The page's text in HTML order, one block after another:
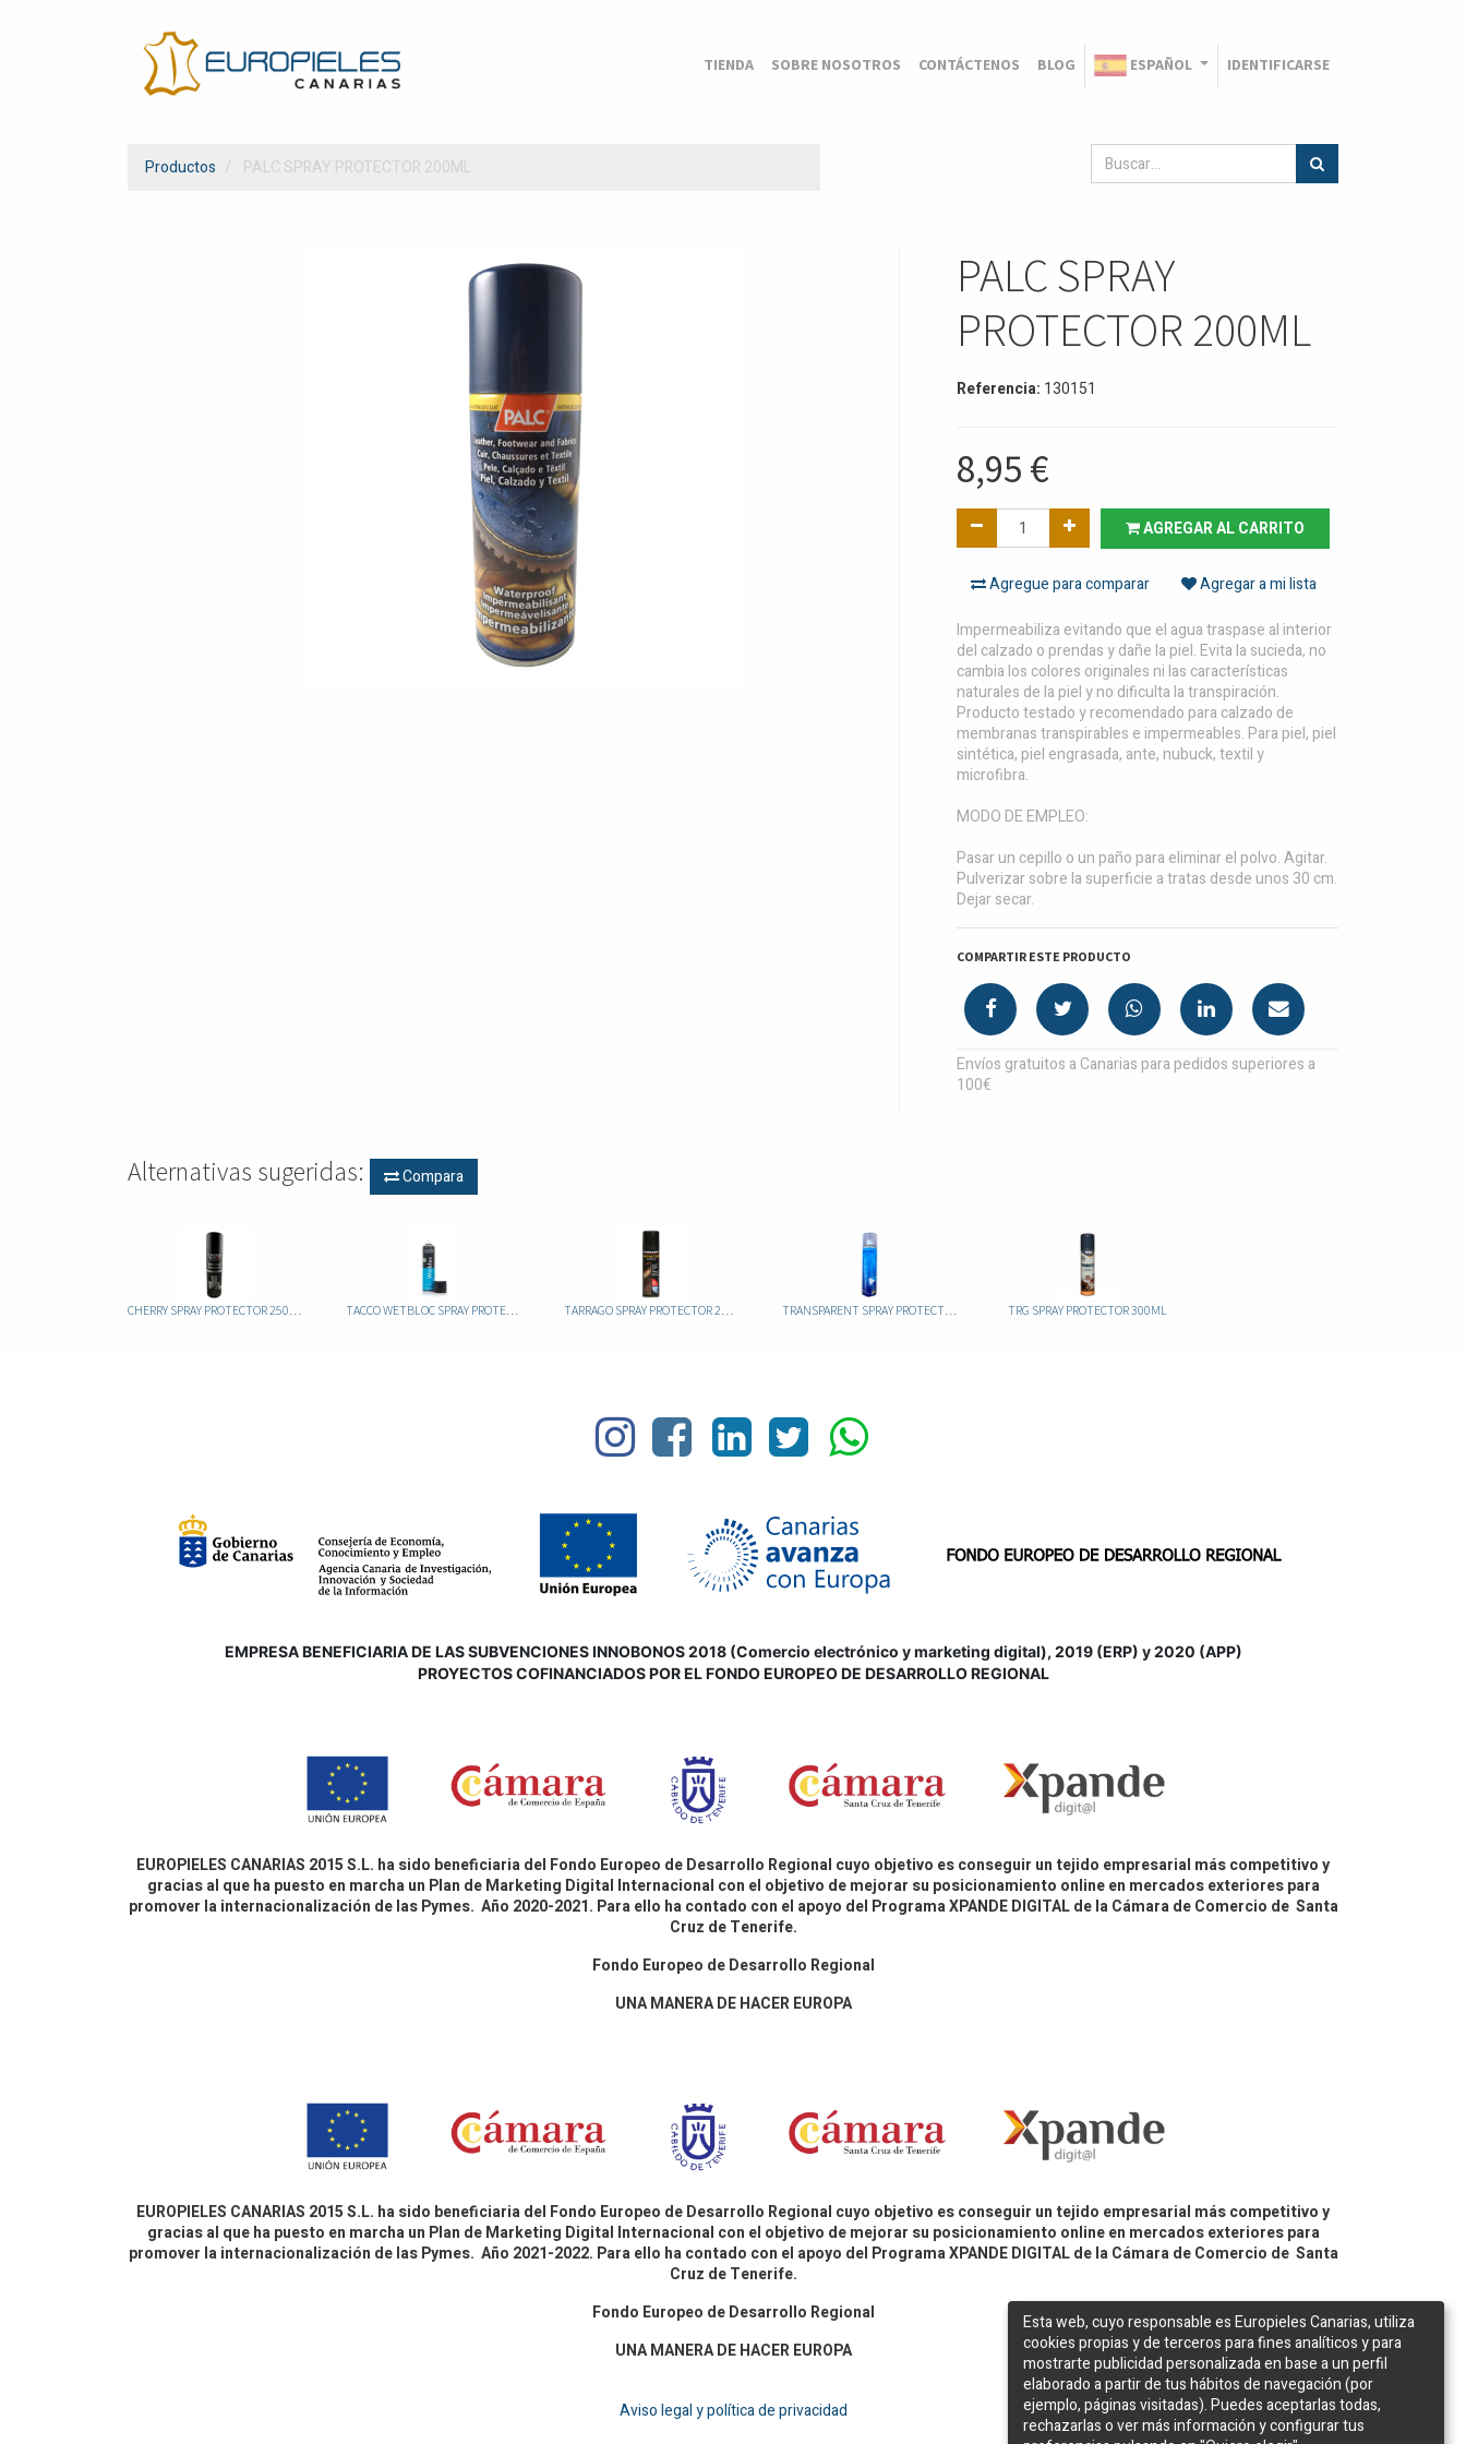
TIENDA SOBRE NOSOTROS CONTÁCTENOS BLOG ESPAÑOL IDENTIFICARSE
Productos PALC SPRAY PROTECTOR 200ML
PALC SPRAY
PROTECTOR 200ML
Referencia: 130151
8,95 €
AGREGAR AL CARRITO
Agregue para comparar
Agregar a mi lista
Impermeabiliza evitando que el agua traspase al interior
del calzado o prendas y dañe la piel. Evita la sucieda, no
cambia los colores originales ni las características
naturales de la piel y no dificulta la transpiración.
Producto testado y recomendado para calzado de
membranas transpirables e impermeables. Para piel, piel
sintética, piel engrasada, ante, nubuck, textil y
microfibra.
MODO DE EMPLEO:
Pasar un cepillo o un paño para eliminar el polvo. Agitar.
Pulverizar sobre la superficie a tratas desde unos 30 cm.
Dejar secar.
COMPARTIR ESTE PRODUCTO
Envíos gratuitos a Canarias para pedidos superiores a
100€
Alternativas sugeridas: Compara
TRG SPRAY PROTECTOR 300ML
EMPRESA BENEFICIARIA DE LAS SUBVENCIONES INNOBONOS 2018 (Comercio electrónico y marketing digital), 2019 (ERP) y 2020 (APP)
PROYECTOS COFINANCIADOS POR EL FONDO EUROPEO DE DESARROLLO REGIONAL
EUROPIELES CANARIAS 2015 S.L. ha sido beneficiaria del Fondo Europeo de Desarrollo Regional cuyo objetivo es conseguir un tejido empresarial más competitivo y
gracias al que ha puesto en marcha un Plan de Marketing Digital Internacional con el objetivo de mejorar su posicionamiento online en mercados exteriores para
promover la internacionalización de las Pymes. Año 2020-2021. Para ello ha contado con el apoyo del Programa XPANDE DIGITAL de la Cámara de Comercio de Santa
Cruz de Tenerife.
Fondo Europeo de Desarrollo Regional
UNA MANERA DE HACER EUROPA
EUROPIELES CANARIAS 2015 S.L. ha sido beneficiaria del Fondo Europeo de Desarrollo Regional cuyo objetivo es conseguir un tejido empresarial más competitivo y
gracias al que ha puesto en marcha un Plan de Marketing Digital Internacional con el objetivo de mejorar su posicionamiento online en mercados exteriores para
promover la internacionalización de las Pymes. Año 2021-2022. Para ello ha contado con el apoyo del Programa XPANDE DIGITAL de la Cámara de Comercio de Santa
Cruz de Tenerife.
Fondo Europeo de Desarrollo Regional
UNA MANERA DE HACER EUROPA
Aviso legal y política de privacidad
Esta web, cuyo responsable es Europieles Canarias, utiliza
cookies propias y de terceros para fines analíticos y para
mostrarte publicidad personalizada en base a un perfil
elaborado a partir de tus hábitos de navegación (por
ejemplo, páginas visitadas). Puedes aceptarlas todas,
rechazarlas o ver más información y configurar tus